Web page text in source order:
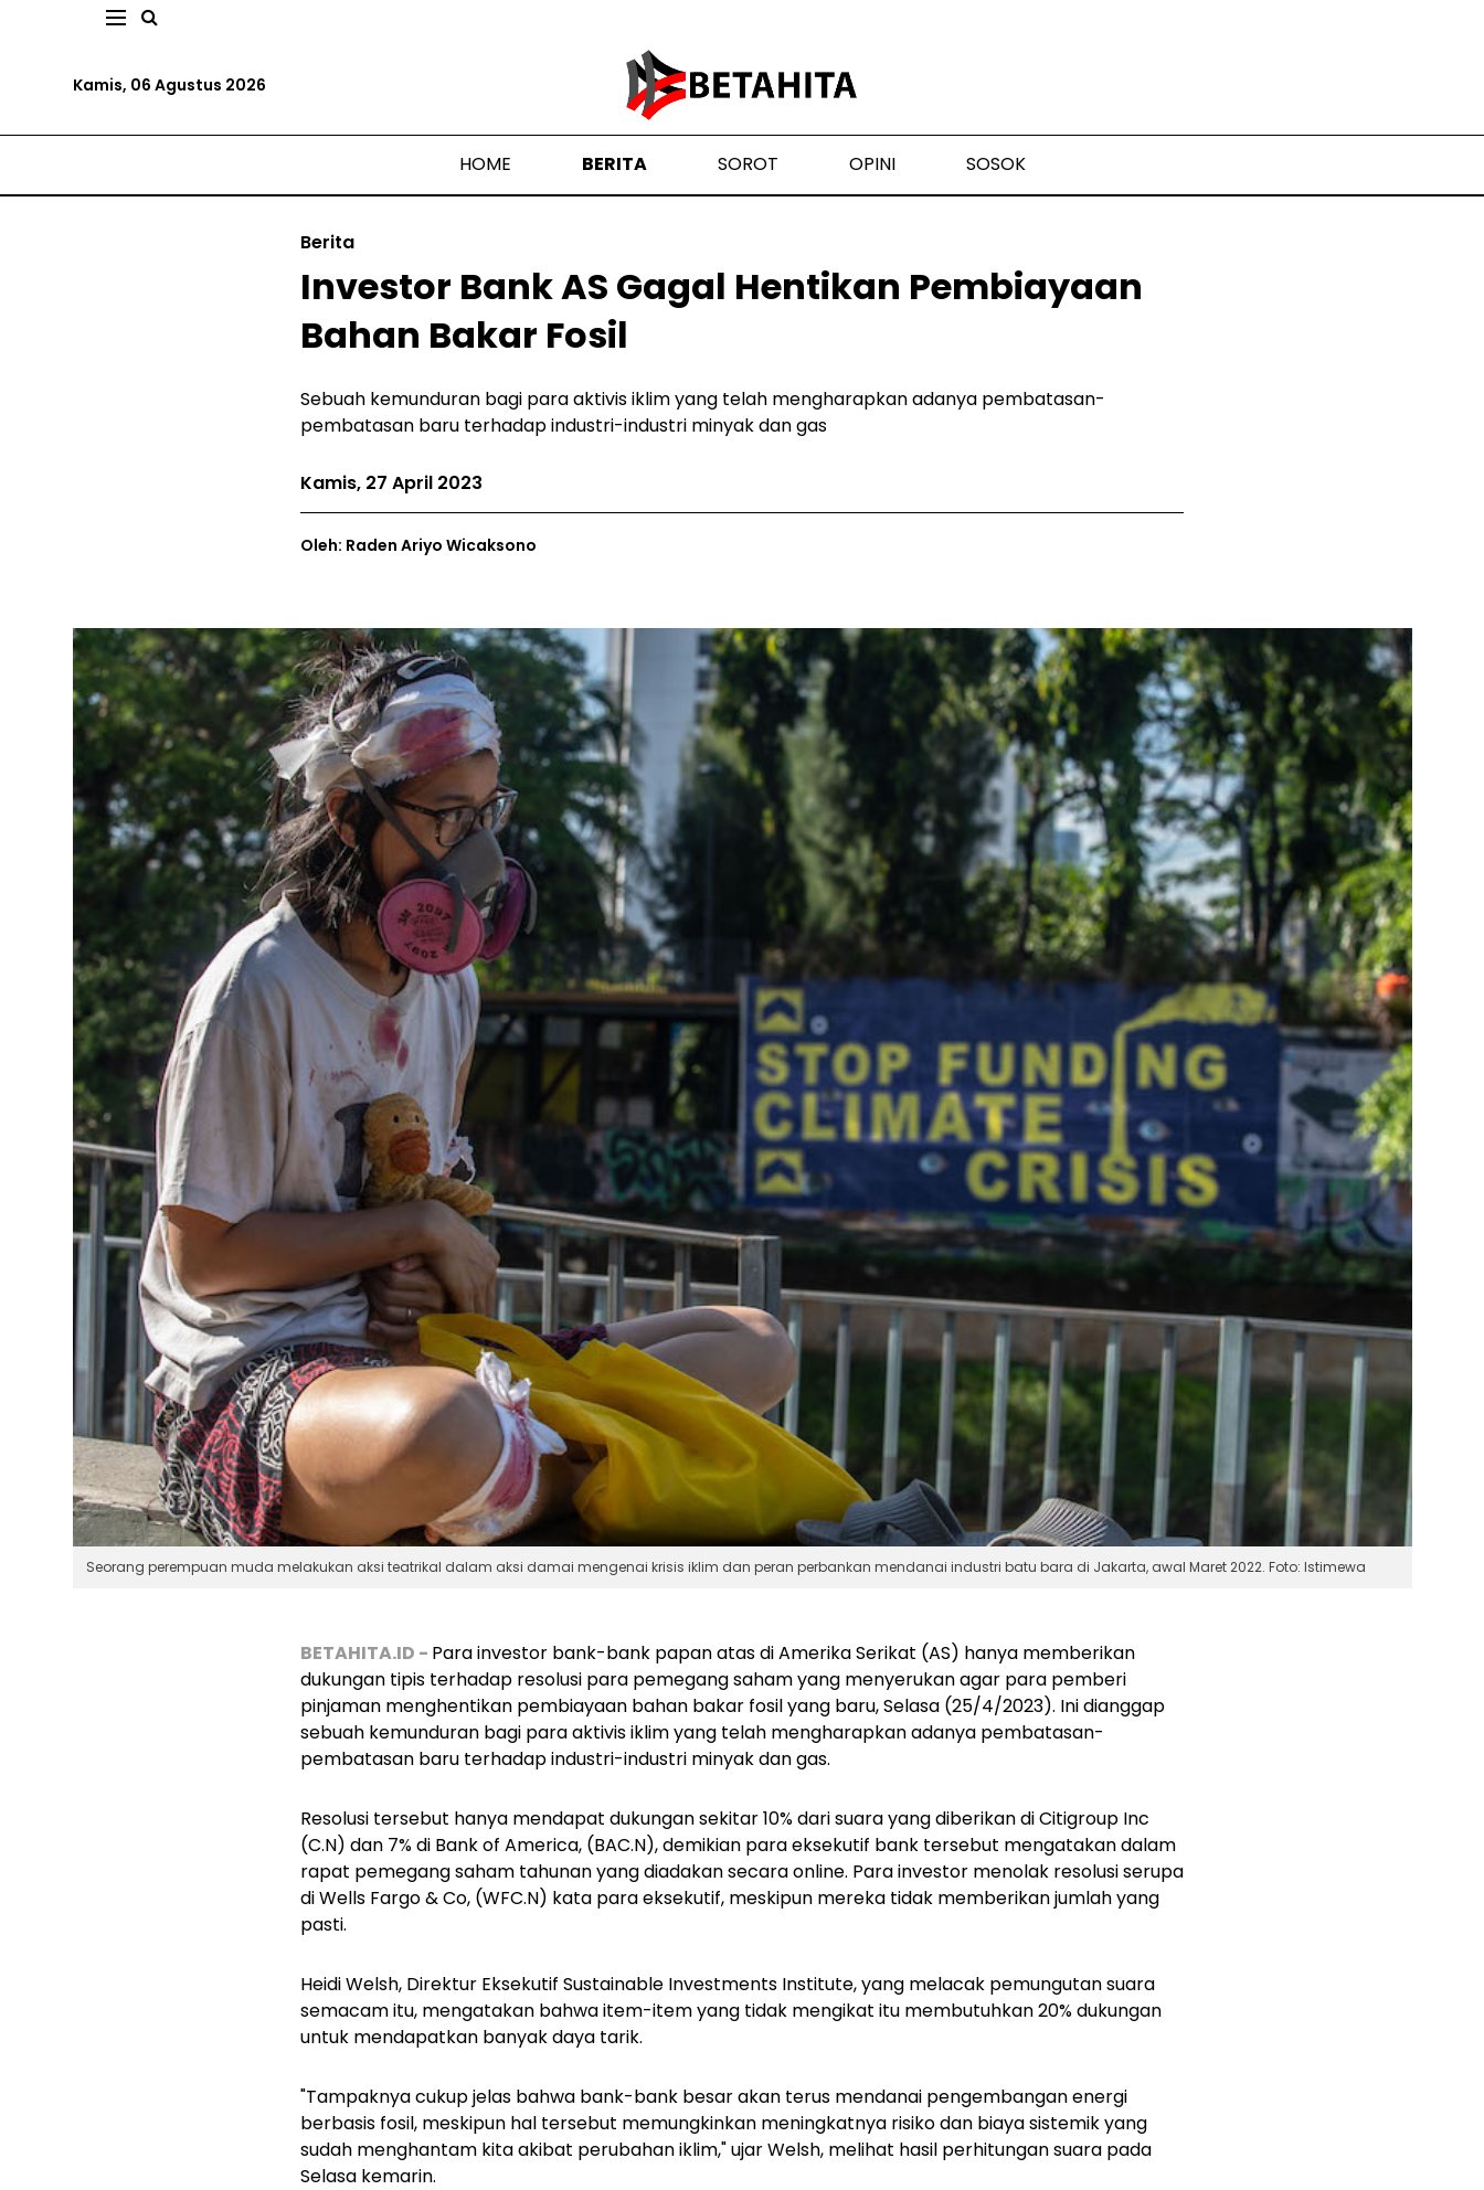
Kamis, 06 Agustus 2026
HOME BERITA SOROT OPINI SOSOK
Berita
Investor Bank AS Gagal Hentikan Pembiayaan
Bahan Bakar Fosil
Sebuah kemunduran bagi para aktivis iklim yang telah mengharapkan adanya pembatasan-
pembatasan baru terhadap industri-industri minyak dan gas
Kamis, 27 April 2023
Oleh: Raden Ariyo Wicaksono
Seorang perempuan muda melakukan aksi teatrikal dalam aksi damai mengenai krisis iklim dan peran perbankan mendanai industri batu bara di Jakarta, awal Maret 2022. Foto: Istimewa
BETAHITA.ID - Para investor bank-bank papan atas di Amerika Serikat (AS) hanya memberikan
dukungan tipis terhadap resolusi para pemegang saham yang menyerukan agar para pemberi
pinjaman menghentikan pembiayaan bahan bakar fosil yang baru, Selasa (25/4/2023). Ini dianggap
sebuah kemunduran bagi para aktivis iklim yang telah mengharapkan adanya pembatasan-
pembatasan baru terhadap industri-industri minyak dan gas.
Resolusi tersebut hanya mendapat dukungan sekitar 10% dari suara yang diberikan di Citigroup Inc
(C.N) dan 7% di Bank of America, (BAC.N), demikian para eksekutif bank tersebut mengatakan dalam
rapat pemegang saham tahunan yang diadakan secara online. Para investor menolak resolusi serupa
di Wells Fargo & Co, (WFC.N) kata para eksekutif, meskipun mereka tidak memberikan jumlah yang
pasti.
Heidi Welsh, Direktur Eksekutif Sustainable Investments Institute, yang melacak pemungutan suara
semacam itu, mengatakan bahwa item-item yang tidak mengikat itu membutuhkan 20% dukungan
untuk mendapatkan banyak daya tarik.
"Tampaknya cukup jelas bahwa bank-bank besar akan terus mendanai pengembangan energi
berbasis fosil, meskipun hal tersebut memungkinkan meningkatnya risiko dan biaya sistemik yang
sudah menghantam kita akibat perubahan iklim," ujar Welsh, melihat hasil perhitungan suara pada
Selasa kemarin.